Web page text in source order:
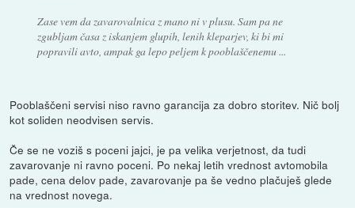
Zase vem da zavarovalnica z mano ni v plusu. Sam pa ne
zgubljam časa z iskanjem glupih, lenih kleparjev, ki bi mi
popravili avto, ampak ga lepo peljem k pooblaščenemu ...
Pooblaščeni servisi niso ravno garancija za dobro storitev. Nič bolj
kot soliden neodvisen servis.
Če se ne voziš s poceni jajci, je pa velika verjetnost, da tudi
zavarovanje ni ravno poceni. Po nekaj letih vrednost avtomobila
pade, cena delov pade, zavarovanje pa še vedno plačuješ glede
na vrednost novega.